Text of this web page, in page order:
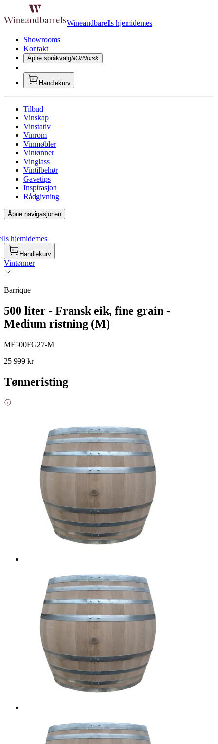
Wineandbarells hjemidemes
Showrooms
Kontakt
Åpne språkvalgNO/Norsk
Handlekurv
Tilbud
Vinskap
Vinstativ
Vinrom
Vinmøbler
Vintønner
Vinglass
Vintilbehør
Gavetips
Inspirasjon
Rådgivning
Åpne navigasjonen
hjemidemes
Handlekurv
Vintønner
Barrique
500 liter - Fransk eik, fine grain -
Medium ristning (M)
MF500FG27-M
25 999 kr
Tønneristing